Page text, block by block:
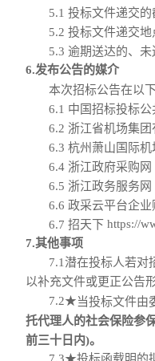
5.1 投标文件递交的
5.2 投标文件递交地
5.3 逾期送达的、
6.发布公告的媒介
本次招标公告在以
6.1 中国招标投标公
6.2 浙江省机场集团
6.3 杭州萧山国际机
6.4 浙江政府采购网
6.5 浙江政务服务网
6.6 政采云平台企业
6.7 招天下 https://
7.其他事项
7.1潜在投标人若对
以补充文件或更正公告
7.2★当投标文件由
托代理人的社会保险参
前三十日 内)。